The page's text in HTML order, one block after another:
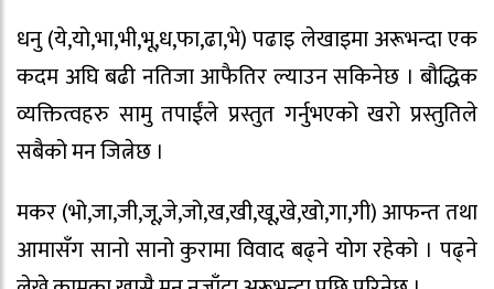
धनु (ये,यो,भा,भी,भू,ध,फा,ढा,भे) पढाइ लेखाइमा अरूभन्दा एक
कदम अघि बढी नतिजा आफैतिर ल्याउन सकिनेछ । बौद्धिक
व्यक्तित्वहरु सामु तपाईंले प्रस्तुत गर्नुभएको खरो प्रस्तुतिले
सबैको मन जित्नेछ ।
मकर (भो,जा,जी,जू,जे,जो,ख,खी,खू,खे,खो,गा,गी) आफन्त तथा
आमासँग सानो सानो कुरामा विवाद बढ्ने योग रहेको । पढ्ने